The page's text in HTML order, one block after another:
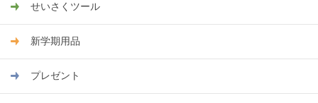
せいさくツール
新学期用品
プレゼント